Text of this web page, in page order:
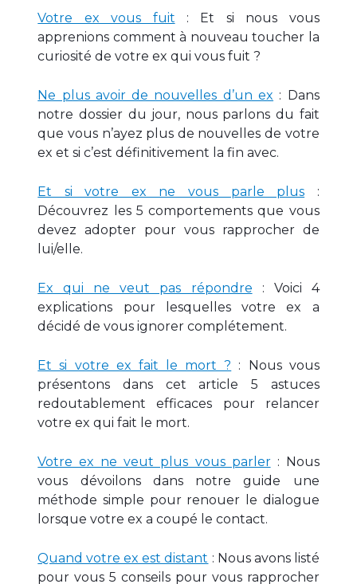
Votre ex vous fuit : Et si nous vous
apprenions comment à nouveau toucher la
curiosité de votre ex qui vous fuit ?
Ne plus avoir de nouvelles d’un ex : Dans
notre dossier du jour, nous parlons du fait
que vous n’ayez plus de nouvelles de votre
ex et si c’est définitivement la fin avec.
Et si votre ex ne vous parle plus :
Découvrez les 5 comportements que vous
devez adopter pour vous rapprocher de
lui/elle.
Ex qui ne veut pas répondre : Voici 4
explications pour lesquelles votre ex a
décidé de vous ignorer complétement.
Et si votre ex fait le mort ? : Nous vous
présentons dans cet article 5 astuces
redoutablement efficaces pour relancer
votre ex qui fait le mort.
Votre ex ne veut plus vous parler: Nous
vous dévoilons dans notre guide une
méthode simple pour renouer le dialogue
lorsque votre ex a coupé le contact.
Quand votre ex est distant : Nous avons listé
pour vous 5 conseils pour vous rapprocher